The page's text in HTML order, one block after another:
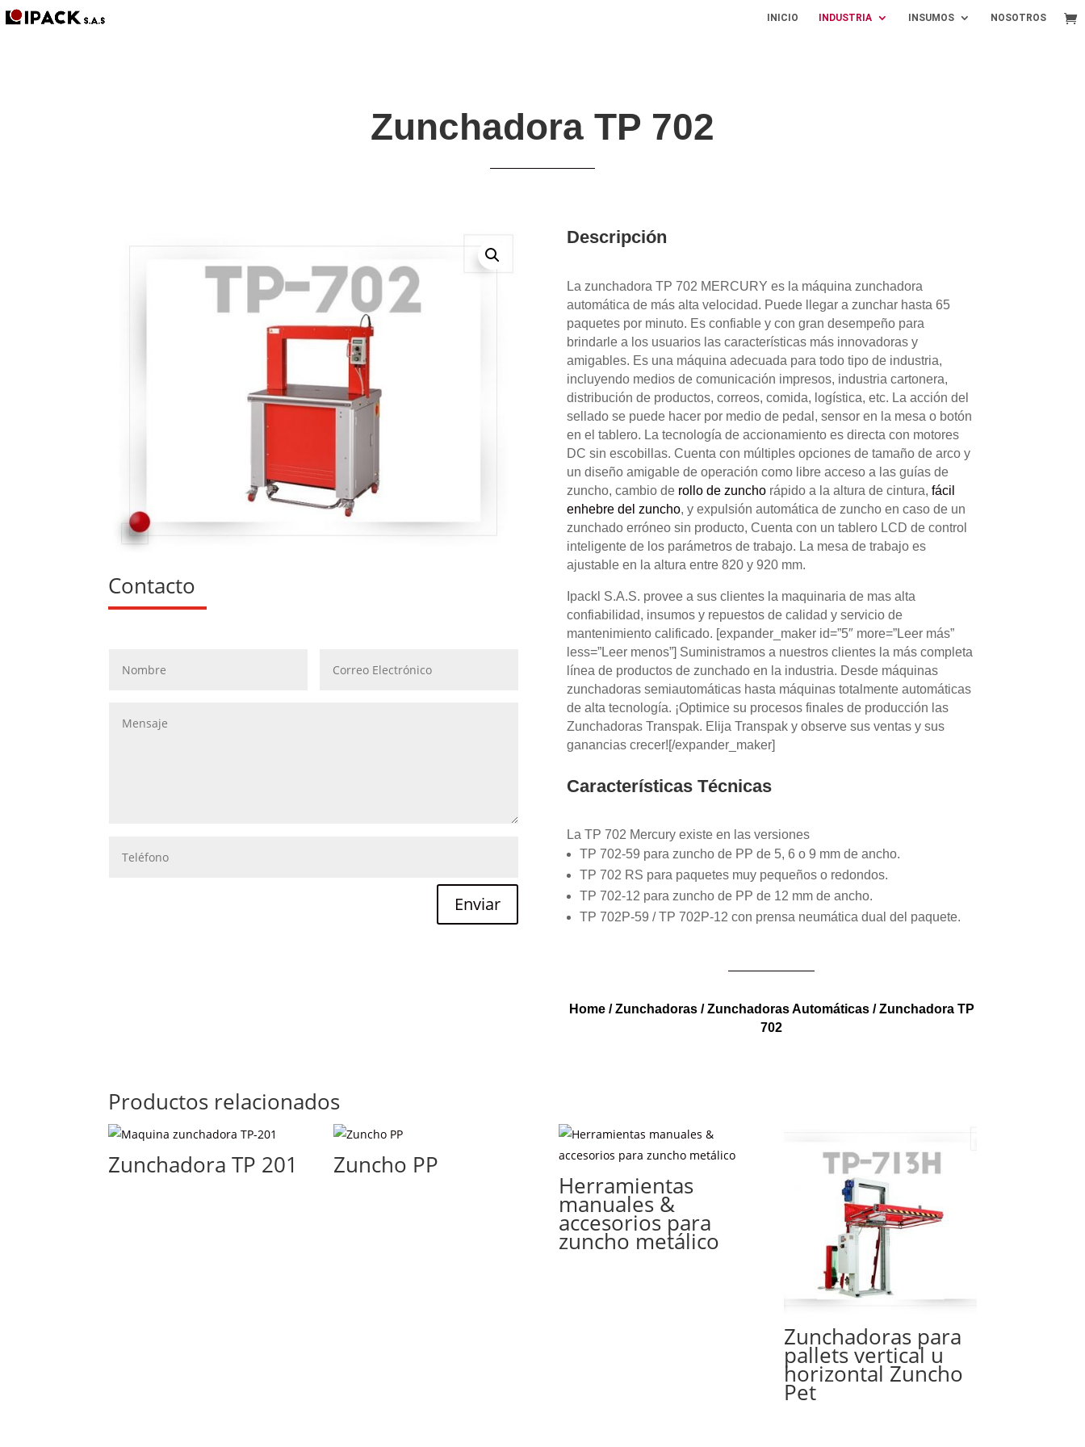
INICIO INDUSTRIA INSUMOS NOSOTROS
Zunchadora TP 702
Contacto
Enviar
Descripción
La zunchadora TP 702 MERCURY es la máquina zunchadora
automática de más alta velocidad. Puede llegar a zunchar hasta 65
paquetes por minuto. Es confiable y con gran desempeño para
brindarle a los usuarios las características más innovadoras y
amigables. Es una máquina adecuada para todo tipo de industria,
incluyendo medios de comunicación impresos, industria cartonera,
distribución de productos, correos, comida, logística, etc. La acción del
sellado se puede hacer por medio de pedal, sensor en la mesa o botón
en el tablero. La tecnología de accionamiento es directa con motores
DC sin escobillas. Cuenta con múltiples opciones de tamaño de arco y
un diseño amigable de operación como libre acceso a las guías de
zuncho, cambio de rollo de zunchorápido a la altura de cintura, fácil
enhebre del zuncho, y expulsión automática de zuncho en caso de un
zunchado erróneo sin producto, Cuenta con un tablero LCD de control
inteligente de los parámetros de trabajo. La mesa de trabajo es
ajustable en la altura entre 820 y 920 mm.
Ipackl S.A.S. provee a sus clientes la maquinaria de mas alta
confiabilidad, insumos y repuestos de calidad y servicio de
mantenimiento calificado. [expander_maker id=”5″ more=”Leer más”
less=”Leer menos”] Suministramos a nuestros clientes la más completa
línea de productos de zunchado en la industria. Desde máquinas
zunchadoras semiautomáticas hasta máquinas totalmente automáticas
de alta tecnología. ¡Optimice su procesos finales de producción las
Zunchadoras Transpak. Elija Transpak y observe sus ventas y sus
ganancias crecer![/expander_maker]
Características Técnicas
La TP 702 Mercury existe en las versiones
TP 702-59 para zuncho de PP de 5, 6 o 9 mm de ancho.
TP 702 RS para paquetes muy pequeños o redondos.
TP 702-12 para zuncho de PP de 12 mm de ancho.
TP 702P-59 / TP 702P-12 con prensa neumática dual del paquete.
Home/Zunchadoras/Zunchadoras Automáticas/ Zunchadora TP
702
Productos relacionados
Zunchadora TP 201 Zuncho PP
Herramientas
manuales &
accesorios para
zuncho metálico
Zunchadoras para
pallets vertical u
horizontal Zuncho
Pet